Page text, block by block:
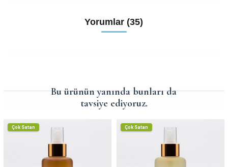
Yorumlar (35)
Bu ürünün yanında bunları da
tavsiye ediyoruz.
Çok Satan Çok Satan